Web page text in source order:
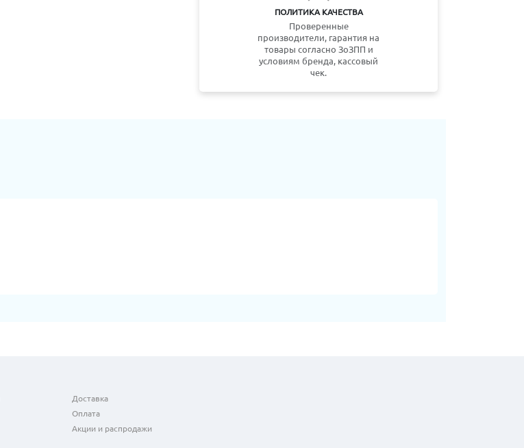
ПОЛИТИКА КАЧЕСТВА
Проверенные
производители, гарантия на
товары согласно ЗоЗПП и
условиям бренда, кассовый
чек.
Доставка
Оплата
Акции и распродажи